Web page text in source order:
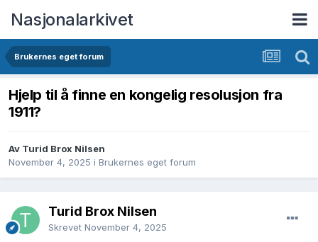
Nasjonalarkivet
Brukernes eget forum
Hjelp til å finne en kongelig resolusjon fra
1911?
Av Turid Brox Nilsen
November 4, 2025 i Brukernes eget forum
Turid Brox Nilsen
Skrevet November 4, 2025